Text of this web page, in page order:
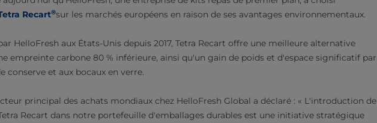
Recart®sur les marchés européens en raison de ses avantages environnementaux.​
HelloFresh aux États-Unis depuis 2017, Tetra Recart offre une meilleure alternative
empreinte carbone 80 % inférieure, ainsi qu'un gain de poids et d'espace significatif par
conserve et aux bocaux en verre.
principal des achats mondiaux chez HelloFresh Global a déclaré : « L'introduction de
Recart dans notre portefeuille d'emballages durables est une initiative stratégique